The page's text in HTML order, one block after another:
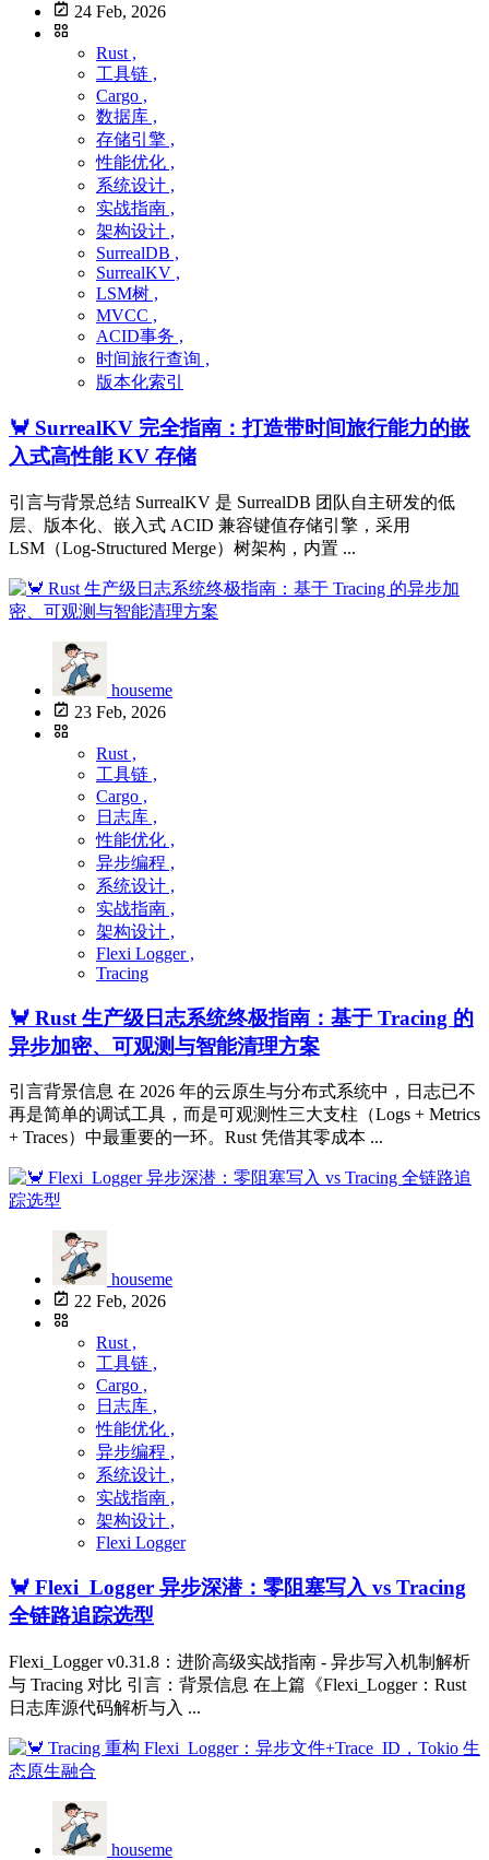
24 Feb, 2026
Rust ,
工具链 ,
Cargo ,
数据库 ,
存储引擎 ,
性能优化 ,
系统设计 ,
实战指南 ,
架构设计 ,
SurrealDB ,
SurrealKV ,
LSM树 ,
MVCC ,
ACID事务 ,
时间旅行查询 ,
版本化索引
🦀 SurrealKV 完全指南：打造带时间旅行能力的嵌
入式高性能 KV 存储
引言与背景总结 SurrealKV 是 SurrealDB 团队自主研发的低
层、版本化、嵌入式 ACID 兼容键值存储引擎，采用
LSM（Log-Structured Merge）树架构，内置 ...
houseme
23 Feb, 2026
Rust ,
工具链 ,
Cargo ,
日志库 ,
性能优化 ,
异步编程 ,
系统设计 ,
实战指南 ,
架构设计 ,
Flexi Logger ,
Tracing
🦀 Rust 生产级日志系统终极指南：基于 Tracing 的
异步加密、可观测与智能清理方案
引言背景信息 在 2026 年的云原生与分布式系统中，日志已不
再是简单的调试工具，而是可观测性三大支柱（Logs + Metrics
+ Traces）中最重要的一环。Rust 凭借其零成本 ...
houseme
22 Feb, 2026
Rust ,
工具链 ,
Cargo ,
日志库 ,
性能优化 ,
异步编程 ,
系统设计 ,
实战指南 ,
架构设计 ,
Flexi Logger
🦀 Flexi_Logger 异步深潜：零阻塞写入 vs Tracing
全链路追踪选型
Flexi_Logger v0.31.8：进阶高级实战指南 - 异步写入机制解析
与 Tracing 对比 引言：背景信息 在上篇《Flexi_Logger：Rust
日志库源代码解析与入 ...
houseme